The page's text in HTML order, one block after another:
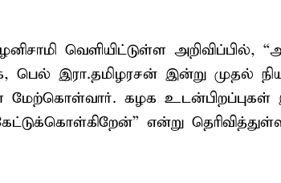
பழனிசாமி வெளியிட்டுள்ள
இரா.தமிழரசன் இன்று முதல்
கழக உடன்பிறப்புகள்
என்று